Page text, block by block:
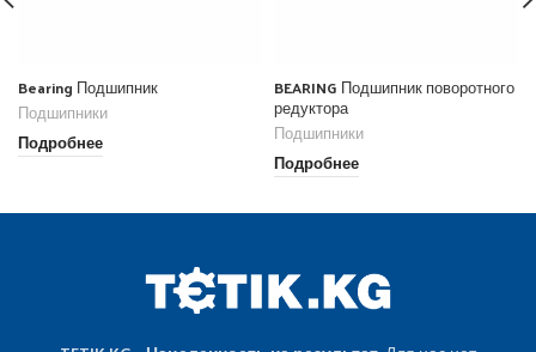
Bearing Подшипник
Подшипники
Подробнее
BEARING Подшипник поворотного
редуктора
Подшипники
Подробнее